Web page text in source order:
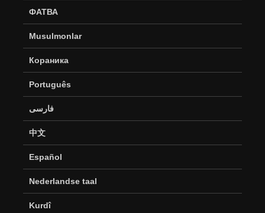
ФАТВА
Musulmonlar
Кораника
Português
فارسی
中文
Español
Nederlandse taal
Kurdî